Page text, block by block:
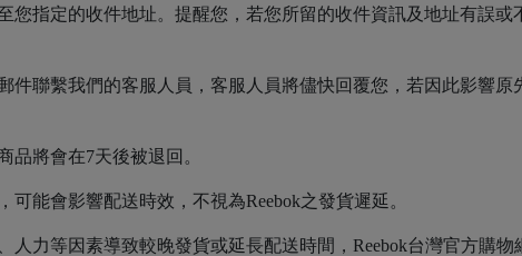
您指定的收件地址。提醒您，若您所留的收件資訊及地址有誤
聯繫我們的客服人員，客服人員將儘快回覆您，若因此影響原
品將會在7天後被退回。
能會影響配送時效，不視為Reebok之發貨遲延。
人力等因素導致較晚發貨或延長配送時間，Reebok台灣官方購